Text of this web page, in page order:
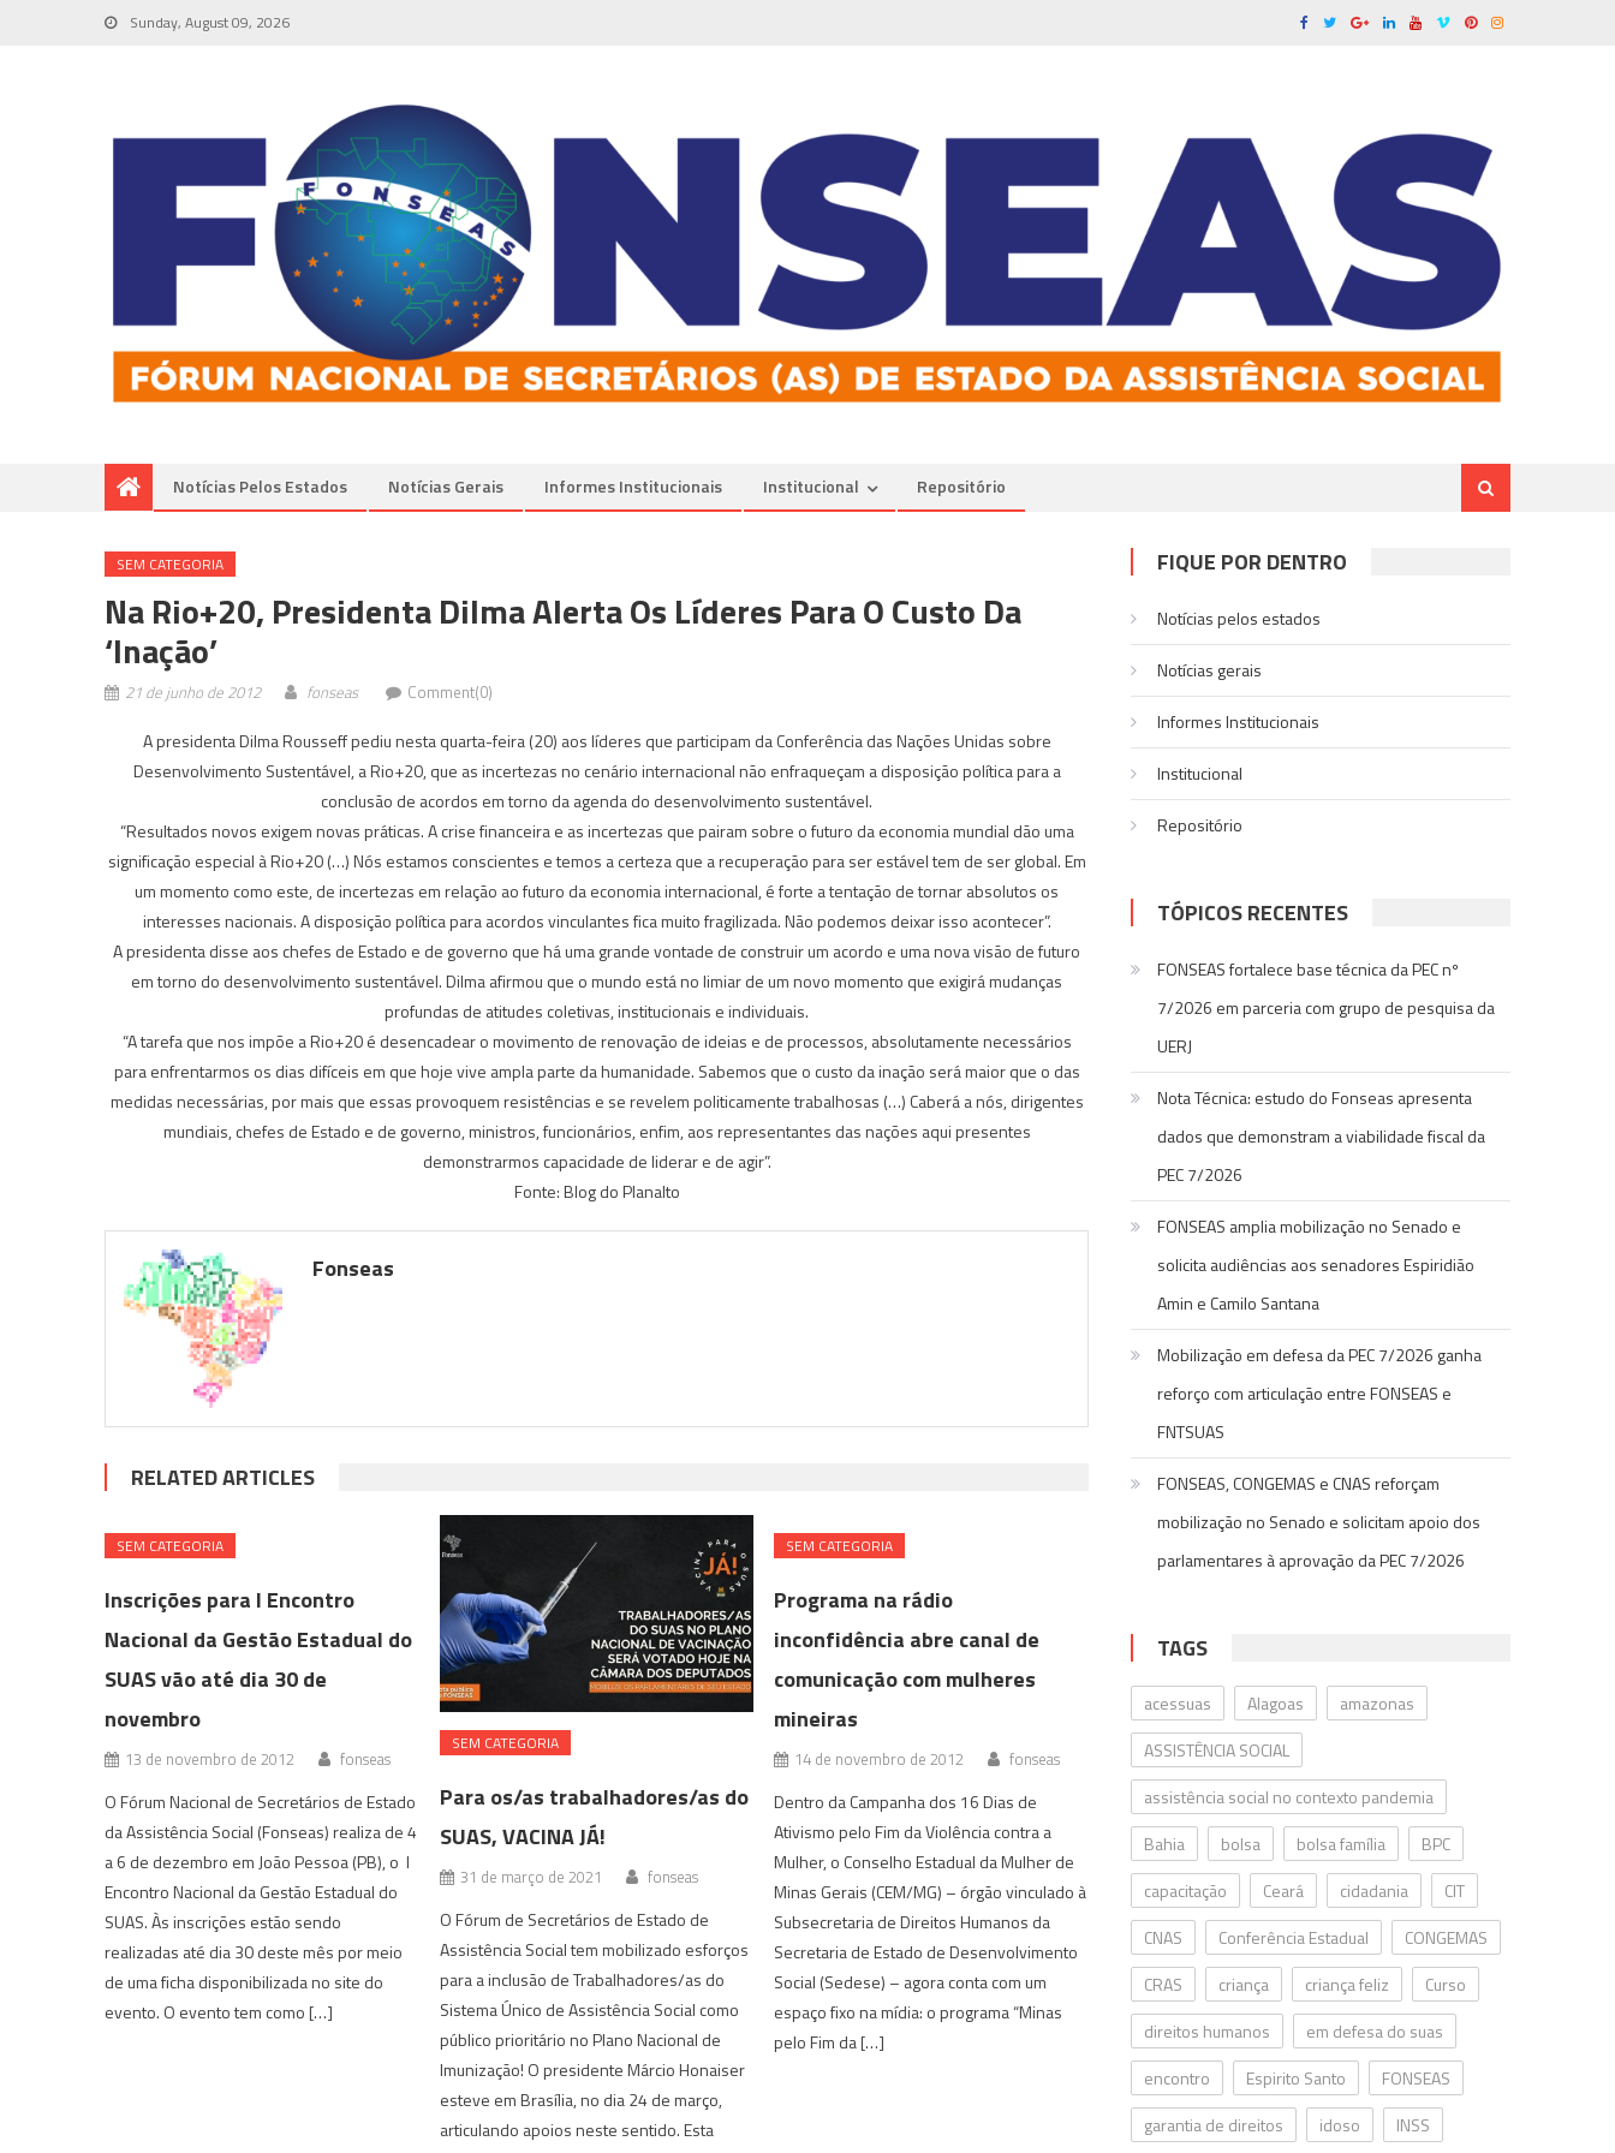
Sunday, August 09, 2026
Notícias Pelos Estados Notí­cias Gerais Informes Institucionais Institucional Repositório
SEM CATEGORIA
Na Rio+20, Presidenta Dilma Alerta Os Líderes Para O Custo Da
‘inação’
21 de junho de 2012 fonseas Comment(0)
A presidenta Dilma Rousseff pediu nesta quarta-feira (20) aos líderes que participam da Conferência das Nações Unidas sobre
Desenvolvimento Sustentável, a Rio+20, que as incertezas no cenário internacional não enfraqueçam a disposição política para a
conclusão de acordos em torno da agenda do desenvolvimento sustentável.
“Resultados novos exigem novas práticas. A crise financeira e as incertezas que pairam sobre o futuro da economia mundial dão uma
significação especial à Rio+20 (…) Nós estamos conscientes e temos a certeza que a recuperação para ser estável tem de ser global. Em
um momento como este, de incertezas em relação ao futuro da economia internacional, é forte a tentação de tornar absolutos os
interesses nacionais. A disposição política para acordos vinculantes fica muito fragilizada. Não podemos deixar isso acontecer”.
A presidenta disse aos chefes de Estado e de governo que há uma grande vontade de construir um acordo e uma nova visão de futuro
em torno do desenvolvimento sustentável. Dilma afirmou que o mundo está no limiar de um novo momento que exigirá mudanças
profundas de atitudes coletivas, institucionais e individuais.
“A tarefa que nos impõe a Rio+20 é desencadear o movimento de renovação de ideias e de processos, absolutamente necessários
para enfrentarmos os dias difíceis em que hoje vive ampla parte da humanidade. Sabemos que o custo da inação será maior que o das
medidas necessárias, por mais que essas provoquem resistências e se revelem politicamente trabalhosas (…) Caberá a nós, dirigentes
mundiais, chefes de Estado e de governo, ministros, funcionários, enfim, aos representantes das nações aqui presentes
demonstrarmos capacidade de liderar e de agir”.
Fonte: Blog do Planalto
Fonseas
RELATED ARTICLES
SEM CATEGORIA
Inscrições para I Encontro
Nacional da Gestão Estadual do
SUAS vão até dia 30 de
novembro
13 de novembro de 2012 fonseas
O Fórum Nacional de Secretários de Estado
da Assistência Social (Fonseas) realiza de 4
a 6 de dezembro em João Pessoa (PB), o I
Encontro Nacional da Gestão Estadual do
SUAS. Às inscrições estão sendo
realizadas até dia 30 deste mês por meio
de uma ficha disponibilizada no site do
evento. O evento tem como […]
SEM CATEGORIA
Para os/as trabalhadores/as do
SUAS, VACINA JÁ!
31 de março de 2021 fonseas
O Fórum de Secretários de Estado de
Assistência Social tem mobilizado esforços
para a inclusão de Trabalhadores/as do
Sistema Único de Assistência Social como
público prioritário no Plano Nacional de
Imunização! O presidente Márcio Honaiser
esteve em Brasília, no dia 24 de março,
articulando apoios neste sentido. Esta
SEM CATEGORIA
Programa na rádio
inconfidência abre canal de
comunicação com mulheres
mineiras
14 de novembro de 2012 fonseas
Dentro da Campanha dos 16 Dias de
Ativismo pelo Fim da Violência contra a
Mulher, o Conselho Estadual da Mulher de
Minas Gerais (CEM/MG) – órgão vinculado à
Subsecretaria de Direitos Humanos da
Secretaria de Estado de Desenvolvimento
Social (Sedese) – agora conta com um
espaço fixo na mídia: o programa “Minas
pelo Fim da […]
FIQUE POR DENTRO
Notícias pelos estados
Notí­cias gerais
Informes Institucionais
Institucional
Repositório
TÓPICOS RECENTES
FONSEAS fortalece base técnica da PEC nº
7/2026 em parceria com grupo de pesquisa da
UERJ
Nota Técnica: estudo do Fonseas apresenta
dados que demonstram a viabilidade fiscal da
PEC 7/2026
FONSEAS amplia mobilização no Senado e
solicita audiências aos senadores Espiridião
Amin e Camilo Santana
Mobilização em defesa da PEC 7/2026 ganha
reforço com articulação entre FONSEAS e
FNTSUAS
FONSEAS, CONGEMAS e CNAS reforçam
mobilização no Senado e solicitam apoio dos
parlamentares à aprovação da PEC 7/2026
TAGS
acessuas Alagoas
amazonas
ASSISTÊNCIA SOCIAL
assistência social no contexto pandemia
Bahia
bolsa bolsa família
BPC
capacitação
Ceará cidadania
CIT
CNAS
Conferência Estadual
CONGEMAS
CRAS
criança criança feliz
Curso
direitos humanos
em defesa do suas
encontro
Espirito Santo
FONSEAS
garantia de direitos
idoso
INSS